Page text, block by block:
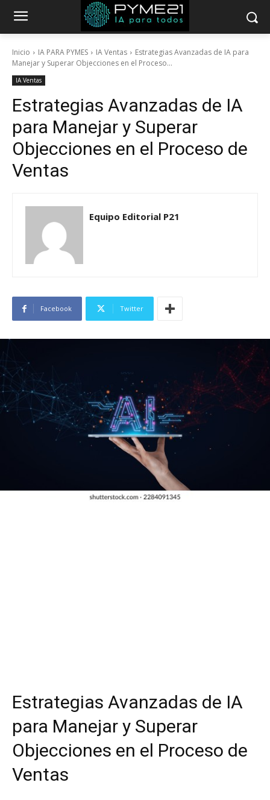
Inicio IA PARA PYMES IA Ventas
Estrategias Avanzadas de IA para
Manejar y Superar Objecciones en el Proceso...
IA Ventas
Estrategias Avanzadas de IA
para Manejar y Superar
Objecciones en el Proceso de
Ventas
Equipo Editorial P21
Facebook Twitter
Estrategias Avanzadas de IA
para Manejar y Superar
Objecciones en el Proceso de
Ventas